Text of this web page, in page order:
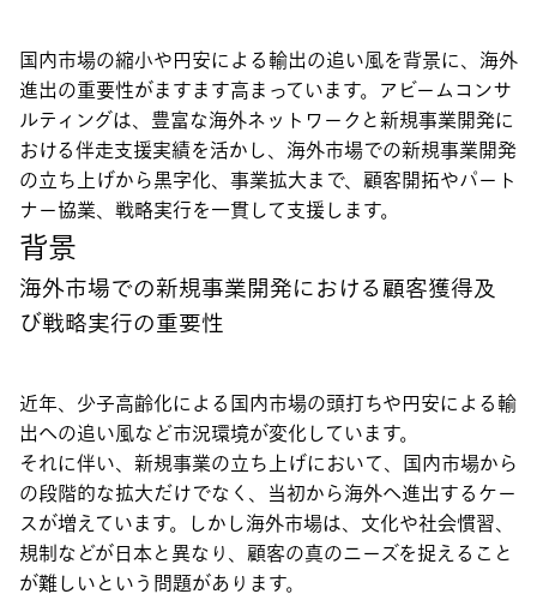
国内市場の縮小や円安による輸出の追い風を背景に、海外
進出の重要性がますます高まっています。アビームコンサ
ルティングは、豊富な海外ネットワークと新規事業開発に
おける伴走支援実績を活かし、海外市場での新規事業開発
の立ち上げから黒字化、事業拡大まで、顧客開拓やパート
ナー協業、戦略実行を一貫して支援します。
背景
海外市場での新規事業開発における顧客獲得及
び戦略実行の重要性
近年、少子高齢化による国内市場の頭打ちや円安による輸
出への追い風など市況環境が変化しています。
それに伴い、新規事業の立ち上げにおいて、国内市場から
の段階的な拡大だけでなく、当初から海外へ進出するケー
スが増えています。しかし海外市場は、文化や社会慣習、
規制などが日本と異なり、顧客の真のニーズを捉えること
が難しいという問題があります。